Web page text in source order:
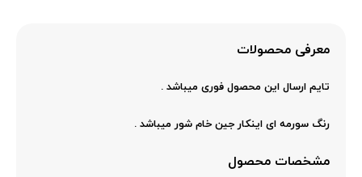
معرفی محصولات
تایم ارسال این محصول فوری میباشد .
رنگ سورمه ای اینکار جین خام شور میباشد .
مشخصات محصول